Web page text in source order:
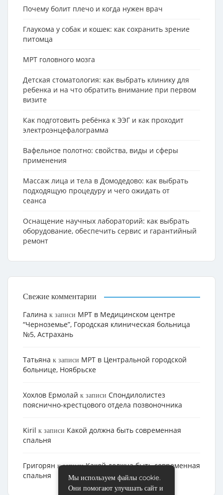
Почему болит плечо и когда нужен врач
Глаукома у собак и кошек: как сохранить зрение
питомца
МРТ головного мозга
Детская стоматология: как выбрать клинику для
ребенка и на что обратить внимание при первом
визите
Как подготовить ребёнка к ЭЭГ и как проходит
электроэнцефалограмма
Вафельное полотно: свойства, виды и сферы
применения
Массаж лица и тела в Домодедово: как выбрать
подходящую процедуру и чего ожидать от
сеанса
Оснащение научных лабораторий: как выбрать
оборудование, обеспечить сервис и гарантийный
ремонт
Свежие комментарии
Галина к записи МРТ в Медицинском центре
“Черноземье”, Городская клиническая больница
№5, Астрахань
Татьяна к записи МРТ в Центральной городской
больнице, Ноябрьске
Хохлов Ермолай к записи Cпондилолистез
пояснично-крестцового отдела позвоночника
Kiril к записи Какой должна быть современная
спальня
Григорян к записиКакой должна быть современная
спальня
Мы используем файлы cookie.
Они помогают улучшать сайт и